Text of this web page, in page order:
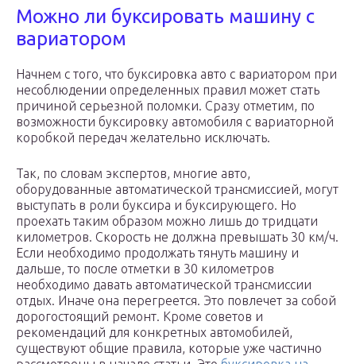
Можно ли буксировать машину с
вариатором
Начнем с того, что буксировка авто с вариатором при
несоблюдении определенных правил может стать
причиной серьезной поломки. Сразу отметим, по
возможности буксировку автомобиля с вариаторной
коробкой передач желательно исключать.
Так, по словам экспертов, многие авто,
оборудованные автоматической трансмиссией, могут
выступать в роли буксира и буксирующего. Но
проехать таким образом можно лишь до тридцати
километров. Скорость не должна превышать 30 км/ч.
Если необходимо продолжать тянуть машину и
дальше, то после отметки в 30 километров
необходимо давать автоматической трансмиссии
отдых. Иначе она перегреется. Это повлечет за собой
дорогостоящий ремонт. Кроме советов и
рекомендаций для конкретных автомобилей,
существуют общие правила, которые уже частично